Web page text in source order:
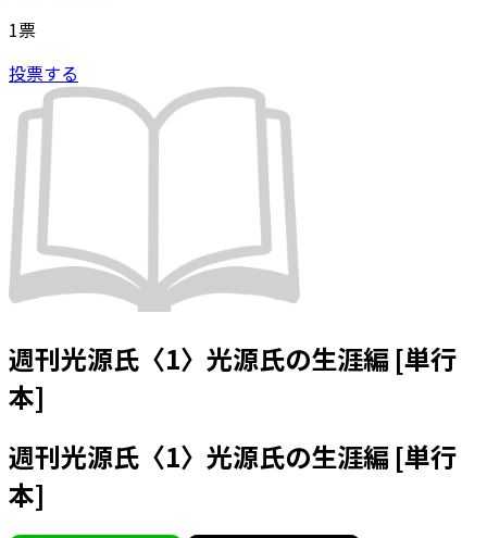
1票
投票する
週刊光源氏〈1〉光源氏の生涯編 [単行
本]
週刊光源氏〈1〉光源氏の生涯編 [単行
本]